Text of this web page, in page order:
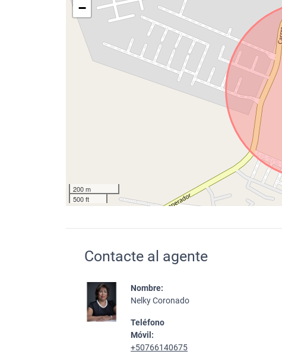
−
200 m
500 ft
Contacte al agente
Nombre:
Nelky Coronado
Teléfono
Móvil:
+50766140675